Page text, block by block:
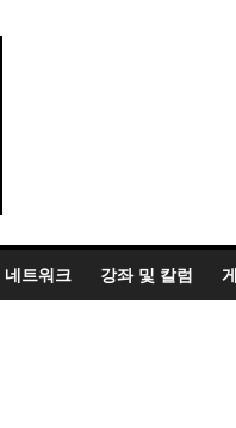
네트워크 강좌 및 칼럼